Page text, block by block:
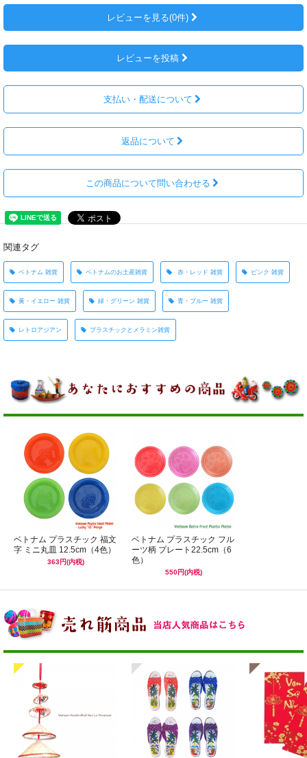
レビューを見る(0件)
レビューを投稿
支払い・配送について
返品について
この商品について問い合わせる
関連タグ
ベトナム 雑貨 ベトナムのお土産雑貨 赤・レッド 雑貨 ピンク 雑貨
黄・イエロー 雑貨 緑・グリーン 雑貨 青・ブルー 雑貨
レトロアジアン プラスチックとメラミン雑貨
ベトナム プラスチック 福文
字 ミニ丸皿 12.5cm（4色）
363円(内税)
ベトナム プラスチック フル
ーツ柄 プレート22.5cm（6
色）
550円(内税)